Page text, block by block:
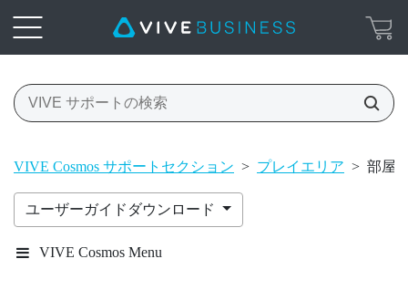
VIVE Cosmos サポートセクション > プレイエリア > 部屋
ユーザーガイドダウンロード
VIVE Cosmos Menu